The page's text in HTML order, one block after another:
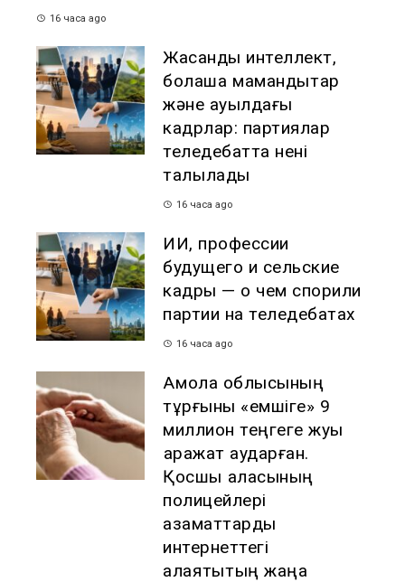
16 часа ago
Жасанды интеллект,
болашақ мамандықтар
және ауылдағы
кадрлар: партиялар
теледебатта нені
талқылады
16 часа ago
ИИ, профессии
будущего и сельские
кадры — о чем спорили
партии на теледебатах
16 часа ago
Ақмола облысының
тұрғыны «емшіге» 9
миллион теңгеге жуық
қаражат аударған.
Қосшы қаласының
полицейлері
азаматтарды
интернеттегі
алаяқтықтың жаңа